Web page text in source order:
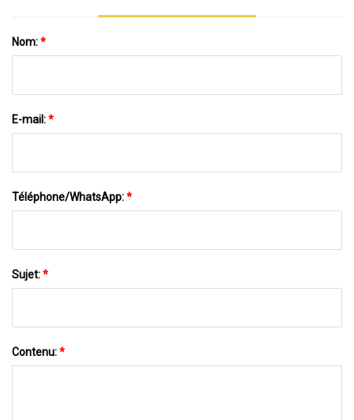
Nom:*
E-mail:*
Téléphone/WhatsApp:*
Sujet:*
Contenu:*